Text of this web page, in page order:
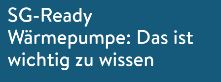
SG-Ready
Wärmepumpe: Das ist
wichtig zu wissen